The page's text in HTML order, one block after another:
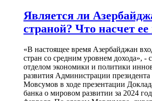
Является ли
страной? Что насчет
«В настоящее время Азербайджан
стран со средним уровнем дохода», -
отделом экономики и политики
развития Администрации
Мовсумов в ходе презентации
банка о мировом развитии за 2024